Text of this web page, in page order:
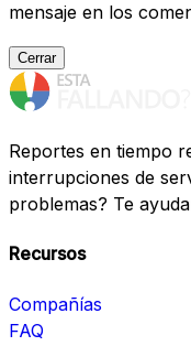
mensaje en los
Cerrar
Reportes en tiempo
interrupciones de
problemas? Te
Recursos
Compañías
FAQ